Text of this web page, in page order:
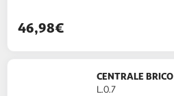
46,98€
CENTRALE BRICO
L.0.7